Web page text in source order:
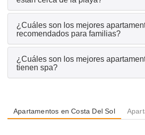
¿Cuáles son los mejores
recomendados para familias?
¿Cuáles son los mejores
tienen spa?
Apartamentos en Costa Del Sol